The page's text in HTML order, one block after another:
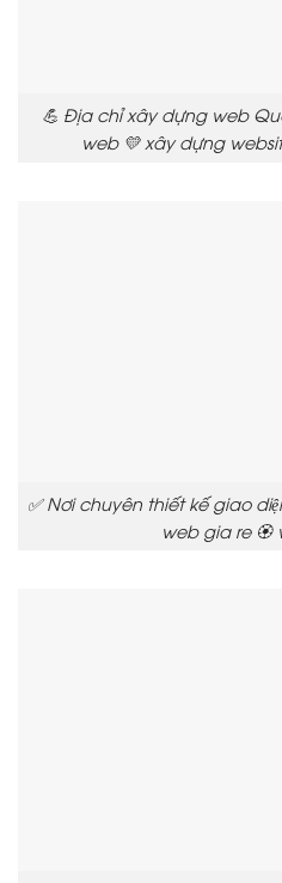
💪 Địa chỉ xây dựng web
web 💛 xây dựng
✅ Nơi chuyên thiết kế giao
web gia re 🏵️